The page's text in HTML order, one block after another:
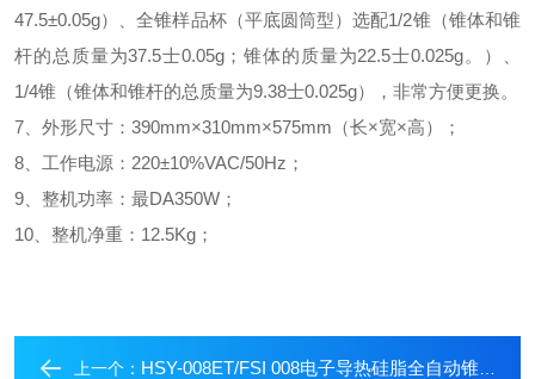
47.5±0.05g）、全锥样品杯（平底圆筒型）选配1/2锥（锥体和锥
杆的总质量为37.5士0.05g；锥体的质量为22.5士0.025g。）、
1/4锥（锥体和锥杆的总质量为9.38士0.025g），非常方便更换。
7、外形尺寸：390mm×310mm×575mm（长×宽×高）；
8、工作电源：220±10%VAC/50Hz；
9、整机功率：最DA350W；
10、整机净重：12.5Kg；
上一个： HSY-008ET/FSI 008电子导热硅脂全自动锥入度仪